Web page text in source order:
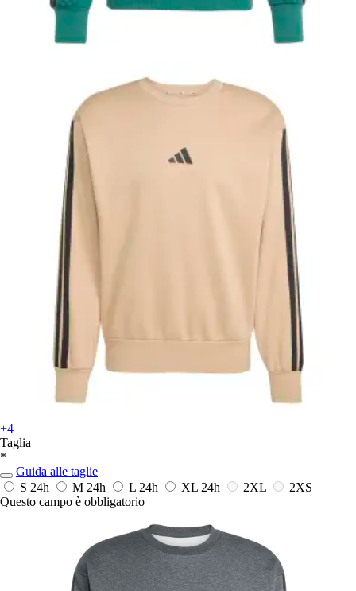
+4
Taglia
*
Guida alle taglie
S 24h M 24h L 24h XL 24h 2XL
2XS
Questo campo è obbligatorio